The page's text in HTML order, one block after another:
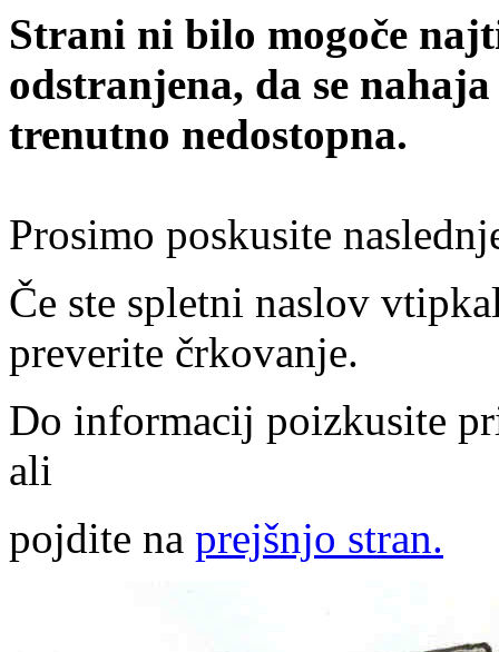
Strani ni bilo mogoče
odstranjena, da se
trenutno nedostopna.
Prosimo poskusite
Če ste spletni naslov
preverite črkovanje.
Do informacij poizkusite
ali
pojdite na prejšnjo stran.